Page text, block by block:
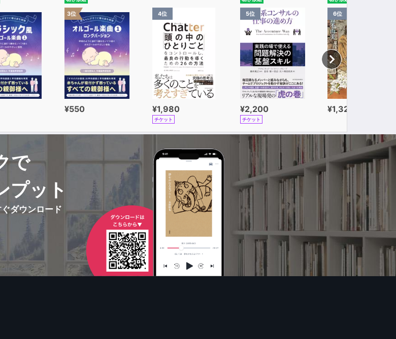
3位
¥550
4位
¥1,980
チケット
5位
¥2,200
チケット
6位
¥1,320
で
プット
ダウンロード